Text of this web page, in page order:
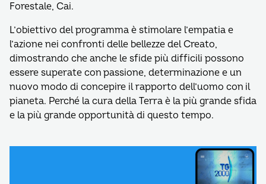
Forestale, Cai.
L’obiettivo del programma è stimolare l’empatia e
l’azione nei confronti delle bellezze del Creato,
dimostrando che anche le sfide più difficili possono
essere superate con passione, determinazione e un
nuovo modo di concepire il rapporto dell’uomo con il
pianeta. Perché la cura della Terra è la più grande sfida
e la più grande opportunità di questo tempo.